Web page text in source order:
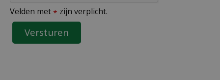
Velden met * zijn verplicht.